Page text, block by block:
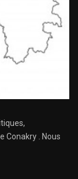
Conakry . Nous